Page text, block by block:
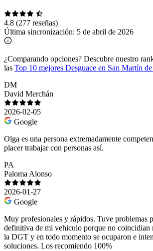
4.8 (277 reseñas)
Última sincronización: 5 de abril de 2026
¿Comparando opciones? Descubre nuestro
las Top 10 mejores Desguace en San Martín
DM
David Merchán
2026-02-05
Google
Olga es una persona extremadamente
placer trabajar con personas así.
PA
Paloma Alonso
2026-01-27
Google
Muy profesionales y rápidos. Tuve problemas
definitiva de mi vehiculo porque no coincidian
la DGT y en todo momento se ocuparon e
soluciones. Los recomiendo 100%